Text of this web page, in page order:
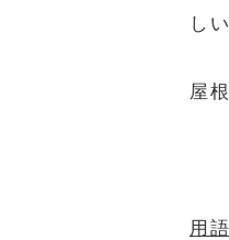
し
屋
用